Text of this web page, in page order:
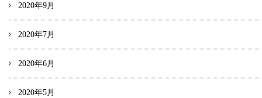
2020年9月
2020年7月
2020年6月
2020年5月